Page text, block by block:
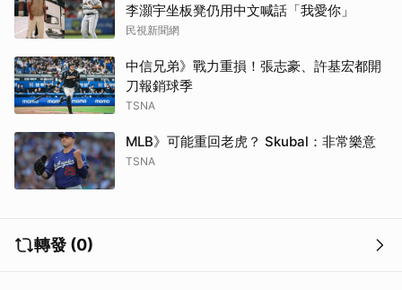
李灝宇坐板凳仍用中文喊話「我愛你」
民視新聞網
中信兄弟》戰力重損！張志豪、許基宏都開
刀報銷球季
TSNA
MLB》可能重回老虎？ Skubal：非常樂意
TSNA
轉發 (0)